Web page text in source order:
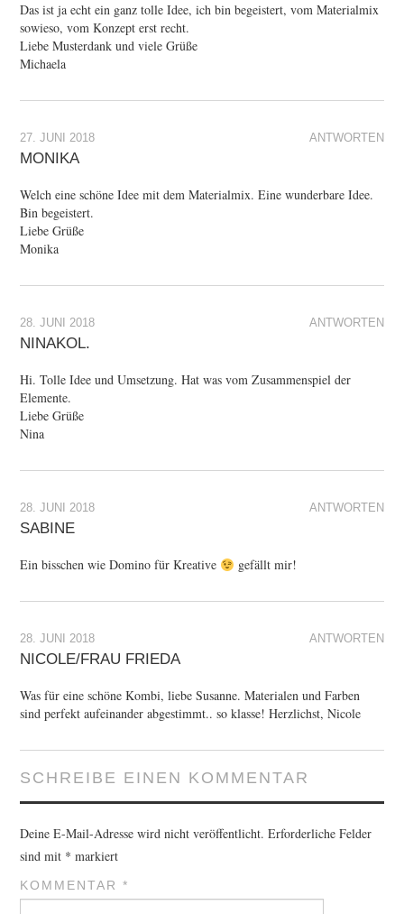
Das ist ja echt ein ganz tolle Idee, ich bin begeistert, vom Materialmix
sowieso, vom Konzept erst recht.
Liebe Musterdank und viele Grüße
Michaela
ANTWORTEN
27. JUNI 2018
MONIKA
Welch eine schöne Idee mit dem Materialmix. Eine wunderbare Idee.
Bin begeistert.
Liebe Grüße
Monika
ANTWORTEN
28. JUNI 2018
NINAKOL.
Hi. Tolle Idee und Umsetzung. Hat was vom Zusammenspiel der
Elemente.
Liebe Grüße
Nina
ANTWORTEN
28. JUNI 2018
SABINE
Ein bisschen wie Domino für Kreative gefällt mir!
ANTWORTEN
28. JUNI 2018
NICOLE/FRAU FRIEDA
Was für eine schöne Kombi, liebe Susanne. Materialen und Farben
sind perfekt aufeinander abgestimmt.. so klasse! Herzlichst, Nicole
SCHREIBE EINEN KOMMENTAR
Deine E-Mail-Adresse wird nicht veröffentlicht. Erforderliche Felder
sind mit * markiert
KOMMENTAR*